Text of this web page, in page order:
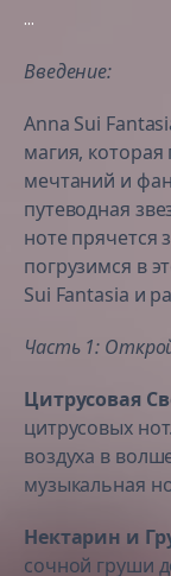
...
Введение:
Anna Sui
магия,
мечтаний и
путеводная
ноте прячется
погрузимся в
Sui Fantasia и
Часть 1:
Цитрусовая
цитрусовых
воздуха в
музыкальная
Нектарин и
сочной груши